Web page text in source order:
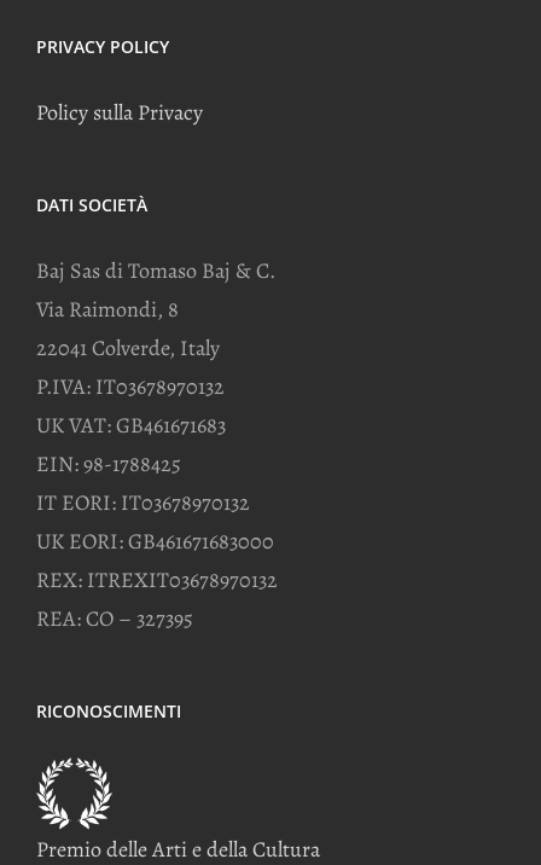
PRIVACY POLICY
Policy sulla Privacy
DATI SOCIETÀ
Baj Sas di Tomaso Baj & C.
Via Raimondi, 8
22041 Colverde, Italy
P.IVA: IT03678970132
UK VAT: GB461671683
EIN: 98-1788425
IT EORI: IT03678970132
UK EORI: GB461671683000
REX: ITREXIT03678970132
REA: CO – 327395
RICONOSCIMENTI
Premio delle Arti e della Cultura